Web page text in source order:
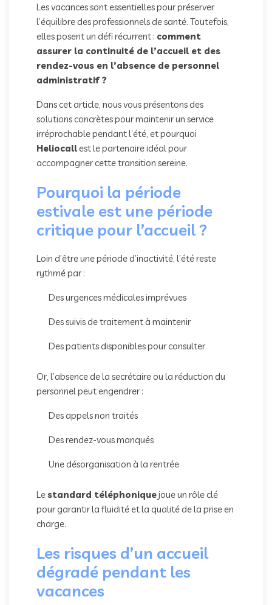
Les vacances sont essentielles pour préserver
l’équilibre des professionnels de santé. Toutefois,
elles posent un défi récurrent : comment
assurer la continuité de l’accueil et des
rendez-vous en l’absence de personnel
administratif ?
Dans cet article, nous vous présentons des
solutions concrètes pour maintenir un service
irréprochable pendant l’été, et pourquoi
Heliocall est le partenaire idéal pour
accompagner cette transition sereine.
Pourquoi la période
estivale est une période
critique pour l’accueil ?
Loin d’être une période d’inactivité, l’été reste
rythmé par :
Des urgences médicales imprévues
Des suivis de traitement à maintenir
Des patients disponibles pour consulter
Or, l’absence de la secrétaire ou la réduction du
personnel peut engendrer :
Des appels non traités
Des rendez-vous manqués
Une désorganisation à la rentrée
Lestandard téléphoniquejoue un rôle clé
pour garantir la fluidité et la qualité de la prise en
charge.
Les risques d’un accueil
dégradé pendant les
vacances